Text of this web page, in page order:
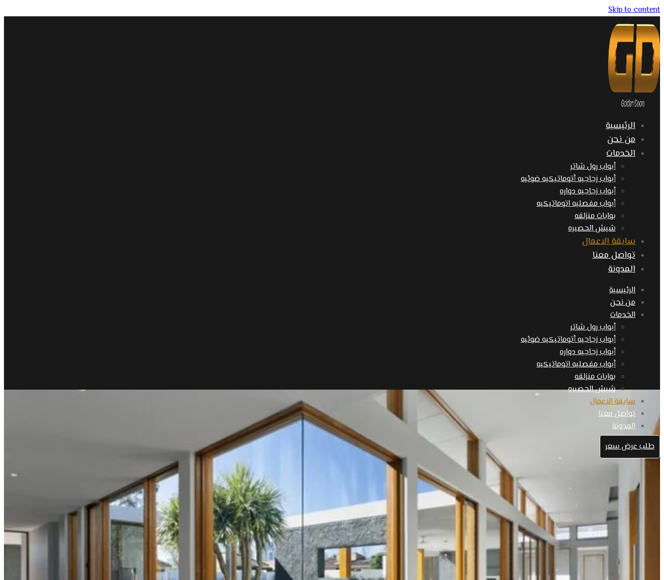
Skip to content
الرئيسية
من نحن
الخدمات
أبواب رول شاتر
أبواب زجاجيه أتوماتيكيه ضوئيه
أبواب زجاجيه دواره
أبواب مفصليه اتوماتيكيه
بوابات منزلقه
شيش الحصيره
سابقة الاعمال
تواصل معنا
المدونة
الرئيسية
من نحن
الخدمات
أبواب رول شاتر
أبواب زجاجيه أتوماتيكيه ضوئيه
أبواب زجاجيه دواره
أبواب مفصليه اتوماتيكيه
بوابات منزلقه
شيش الحصيره
سابقة الاعمال
تواصل معنا
المدونة
طلب عرض سعر